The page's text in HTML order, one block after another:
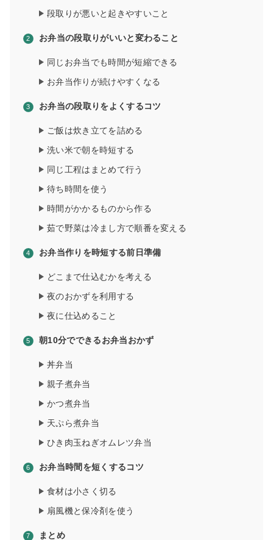
段取りが悪いと起きやすいこと
お弁当の段取りがいいと変わること
同じお弁当でも時間が短縮できる
お弁当作りが続けやすくなる
お弁当の段取りをよくするコツ
ご飯は炊き立てを詰める
洗い米で朝を時短する
同じ工程はまとめて行う
待ち時間を使う
時間がかかるものから作る
茹で野菜は冷まし方で順番を変える
お弁当作りを時短する前日準備
どこまで仕込むかを考える
夜のおかずを利用する
夜に仕込めること
朝10分でできるお弁当おかず
丼弁当
親子煮弁当
かつ煮弁当
天ぷら煮弁当
ひき肉玉ねぎオムレツ弁当
お弁当時間を短くするコツ
食材は小さく切る
扇風機と保冷剤を使う
まとめ